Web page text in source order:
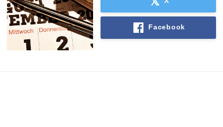
Facebook